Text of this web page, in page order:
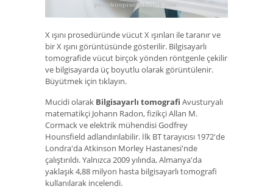
X ışını prosedüründe vücut X ışınları ile taranır ve
bir X ışını görüntüsünde gösterilir. Bilgisayarlı
tomografide vücut birçok yönden röntgenle çekilir
ve bilgisayarda üç boyutlu olarak görüntülenir.
Büyütmek için tıklayın.
Mucidi olarak Bilgisayarlı tomografi Avusturyalı
matematikçi Johann Radon, fizikçi Allan M.
Cormack ve elektrik mühendisi Godfrey
Hounsfield adlandırılabilir. İlk BT tarayıcısı 1972'de
Londra'da Atkinson Morley Hastanesi'nde
çalıştırıldı. Yalnızca 2009 yılında, Almanya'da
yaklaşık 4,88 milyon hasta bilgisayarlı tomografi
kullanılarak incelendi.